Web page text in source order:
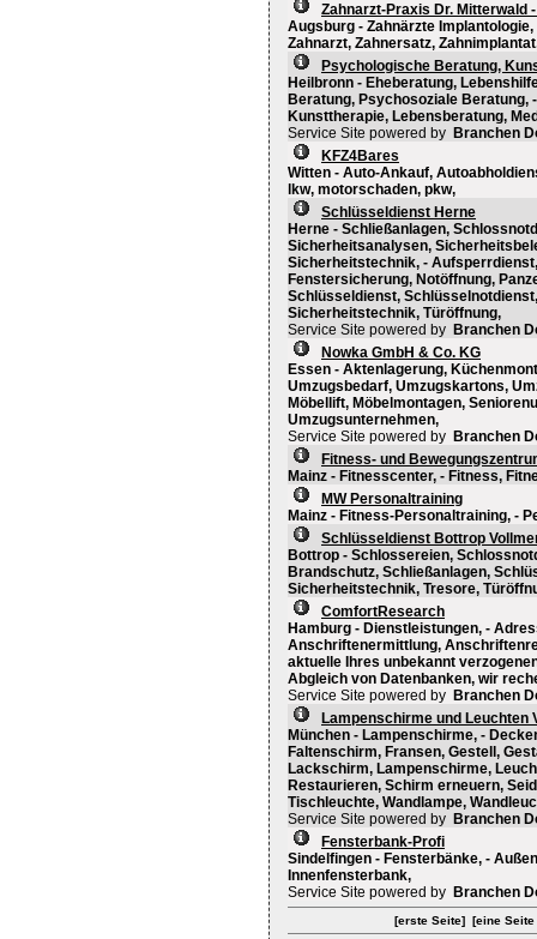
Zahnarzt-Praxis Dr. Mitterwald
Augsburg - Zahnärzte
Zahnarzt, Zahnersatz,
Psychologische Beratung,
Heilbronn - Eheberatung,
Beratung, Psychosoziale Beratung,
Kunsttherapie, Lebensberatung,
Service Site powered by Branchen
KFZ4Bares
Witten - Auto-Ankauf,
lkw, motorschaden, pkw,
Schlüsseldienst Herne
Herne - Schließanlagen,
Sicherheitsanalysen,
Sicherheitstechnik, -
Fenstersicherung, Notöffnung,
Schlüsseldienst,
Sicherheitstechnik, Türöffnung,
Service Site powered by Branchen
Nowka GmbH & Co. KG
Essen - Aktenlagerung,
Umzugsbedarf, Umzugskartons,
Möbellift, Möbelmontagen,
Umzugsunternehmen,
Service Site powered by Branchen
Fitness- und
Mainz - Fitnesscenter, - Fitness,
MW Personaltraining
Mainz - Fitness-Personaltraining, -
Schlüsseldienst Bottrop
Bottrop - Schlossereien,
Brandschutz, Schließanlagen,
Sicherheitstechnik, Tresore,
ComfortResearch
Hamburg - Dienstleistungen, -
Anschriftenermittlung,
aktuelle Ihres unbekannt
Abgleich von Datenbanken, wir
Service Site powered by Branchen
Lampenschirme und Leuchten
München - Lampenschirme, -
Faltenschirm, Fransen, Gestell,
Lackschirm, Lampenschirme,
Restaurieren, Schirm erneuern,
Tischleuchte, Wandlampe,
Service Site powered by Branchen
Fensterbank-Profi
Sindelfingen - Fensterbänke, -
Innenfensterbank,
Service Site powered by Branchen
[erste Seite] [eine